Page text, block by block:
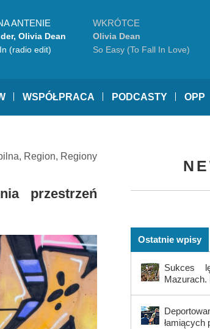
ANTENIE
Olivia Dean
(radio edit)
WKRÓTCE
Olivia Dean
So Easy (To Fall In Love)
WSPÓŁPRACA PODCASTY OPP
, Region, Regiony
przestrzeń
Ostatnie wpisy
Sukces
Mazurach.
łamiących